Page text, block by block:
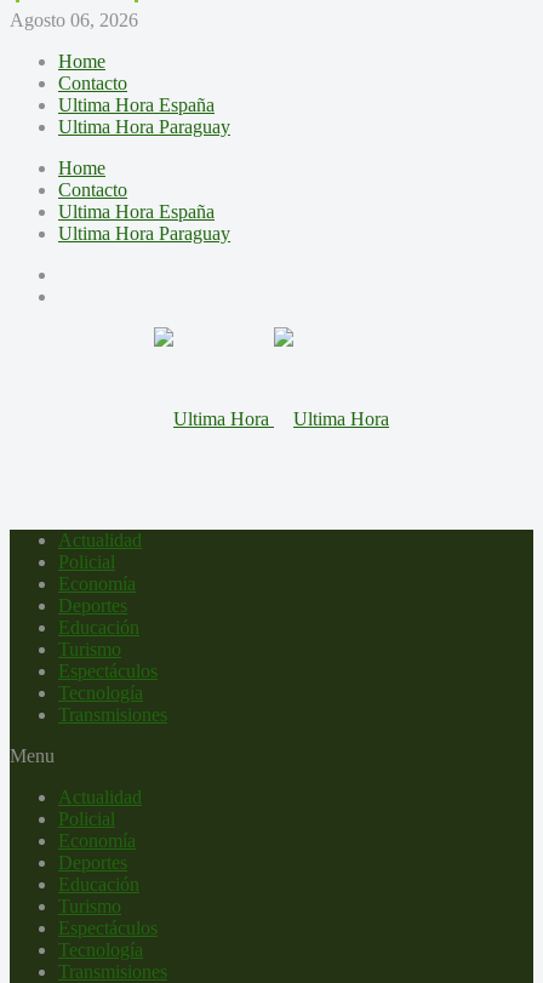
Agosto 06, 2026
Home
Contacto
Ultima Hora España
Ultima Hora Paraguay
Home
Contacto
Ultima Hora España
Ultima Hora Paraguay
Actualidad
Policial
Economía
Deportes
Educación
Turismo
Espectáculos
Tecnología
Transmisiones
Menu
Actualidad
Policial
Economía
Deportes
Educación
Turismo
Espectáculos
Tecnología
Transmisiones